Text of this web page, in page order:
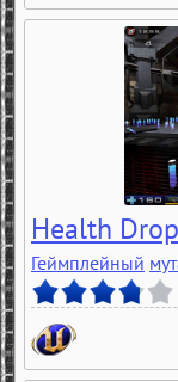
Health
Геймплейный